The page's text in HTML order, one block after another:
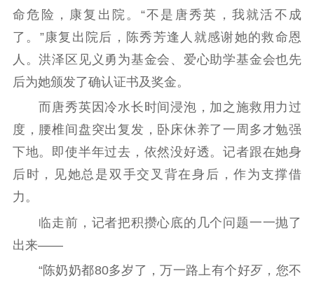
命危险，康复出院。“不是唐秀英，我就活不成
了。”康复出院后，陈秀芳逢人就感谢她的救命恩
人。洪泽区见义勇为基金会、爱心助学基金会也先
后为她颁发了确认证书及奖金。
而唐秀英因冷水长时间浸泡，加之施救用力过
度，腰椎间盘突出复发，卧床休养了一周多才勉强
下地。即使半年过去，依然没好透。记者跟在她身
后时，见她总是双手交叉背在身后，作为支撑借
力。
临走前，记者把积攒心底的几个问题一一抛了
出来——
“陈奶奶都80多岁了，万一路上有个好歹，您不